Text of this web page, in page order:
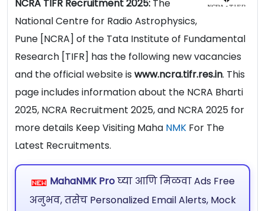
NCRA TIFR Recruitment 2025: The
National Centre for Radio Astrophysics,
Pune [NCRA] of the Tata Institute of Fundamental
Research [TIFR] has the following new vacancies
and the official website is www.ncra.tifr.res.in. This
page includes information about the NCRA Bharti
2025, NCRA Recruitment 2025, and NCRA 2025 for
more details Keep Visiting Maha NMK For The
Latest Recruitments.
MahaNMK Proघ्या आणि मिळवा Ads Free
अनुभव, तसेच Personalized Email Alerts, Mock